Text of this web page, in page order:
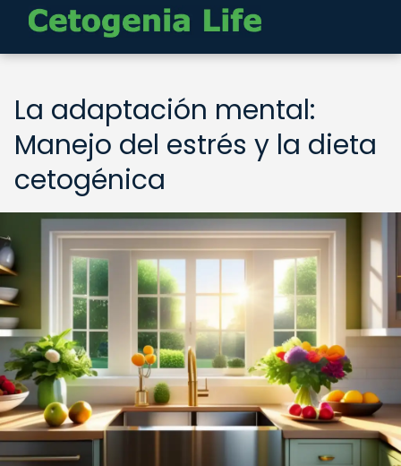
La adaptación mental:
Manejo del estrés y la dieta
cetogénica